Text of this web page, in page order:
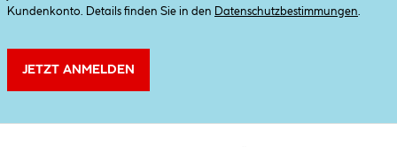
Kundenkonto. Details finden Sie in den
Datenschutzbestimmungen
JETZT ANMELDEN